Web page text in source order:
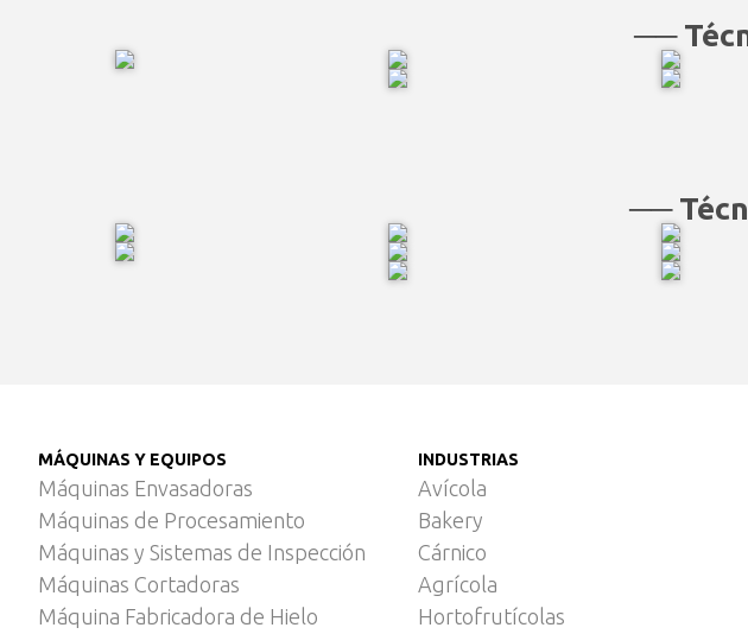
──
──
MÁQUINAS Y EQUIPOS
Máquinas Envasadoras
Máquinas de Procesamiento
Máquinas y Sistemas de Inspección
Máquinas Cortadoras
Máquina Fabricadora de Hielo
INDUSTRIAS
Avícola
Bakery
Cárnico
Agrícola
Hortofrutícolas